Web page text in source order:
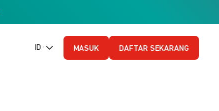
ID (Bahasa Indonesia)
MASUK DAFTAR SEKARANG